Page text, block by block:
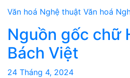
Văn hoá Nghệ thuật Văn hoá
Nguồn gốc chữ
Bách Việt
24 Tháng 4, 2024